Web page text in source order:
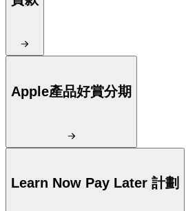
Apple產品好賞分期
Learn Now Pay Later 計劃